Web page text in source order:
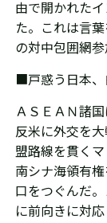
由で開かれた
た。これは言
の対中包囲網参
■戸惑う日本、
ＡＳＥＡＮ諸
反米に外交を
盟路線を貫くマ
南シナ海領有
口をつぐんだ
に前向きに対応